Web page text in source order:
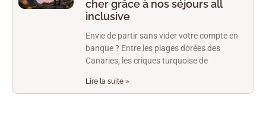
cher grâce à nos séjours all
inclusive
Envie de partir sans vider votre compte en
banque ? Entre les plages dorées des
Canaries, les criques turquoise de
Lire la suite »